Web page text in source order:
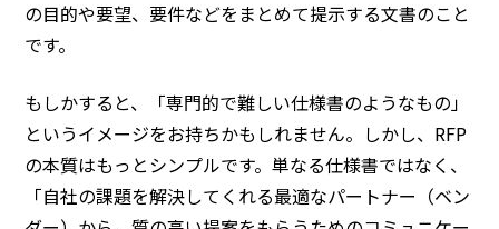
の目的や要望、要件などをまとめて提示する文書のこと
です。
もしかすると、「専門的で難しい仕様書のようなもの」
というイメージをお持ちかもしれません。しかし、RFP
の本質はもっとシンプルです。単なる仕様書ではなく、
「自社の課題を解決してくれる最適なパートナー（ベン